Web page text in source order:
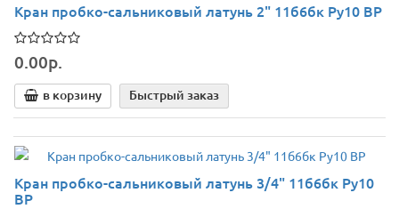
Кран пробко-сальниковый латунь 2" 11б6бк Ру10 ВР
0.00р.
в корзину Быстрый заказ
Кран пробко-сальниковый латунь 3/4" 11б6бк Ру10
ВР